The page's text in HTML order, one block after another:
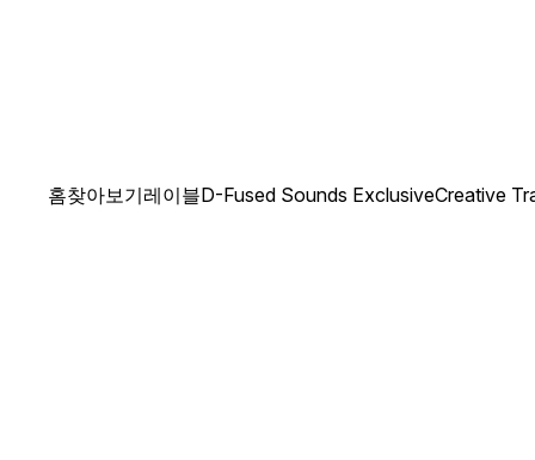
홈찾아보기레이블D-Fused Sounds ExclusiveCreative